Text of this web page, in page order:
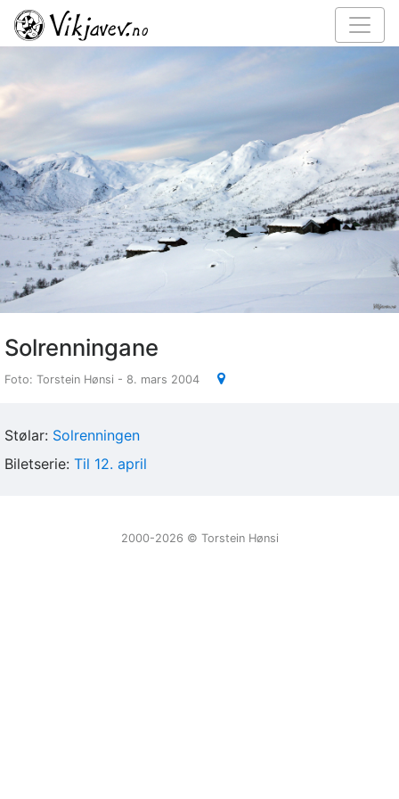
Solrenningane
Foto: Torstein Hønsi - 8. mars 2004
Stølar: Solrenningen
Biletserie: Til 12. april
2000-2026 ©️ Torstein Hønsi